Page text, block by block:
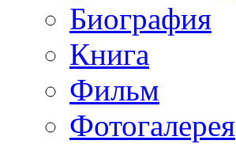
Биография
Книга
Фильм
Фотогалерея